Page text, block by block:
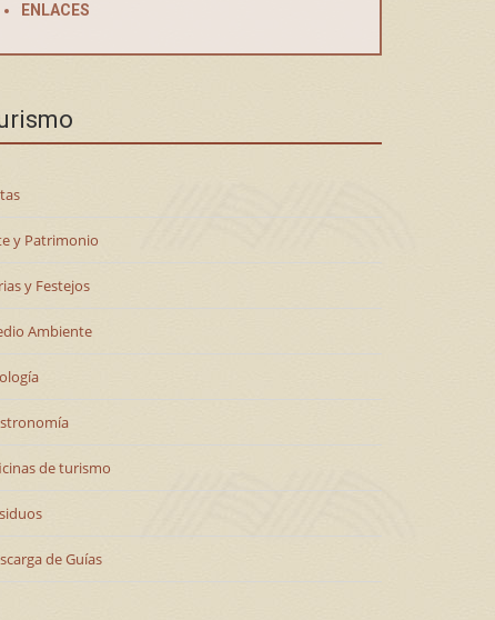
ENLACES
y Patrimonio
y Festejos
Ambiente
de turismo
de Guías